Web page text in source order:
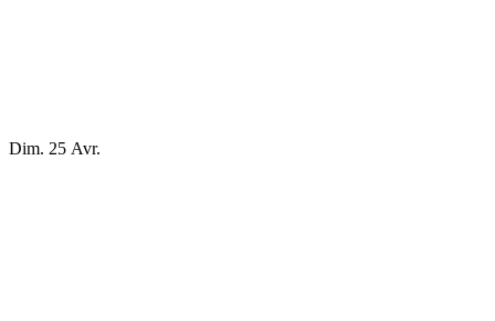
Dim. 25 Avr.